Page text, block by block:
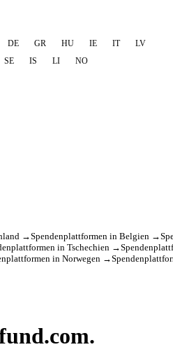
DE GR HU IE IT
LV
SE IS LI NO
→Spendenplattformen in Belgien →
in Tschechien →
in Norwegen →